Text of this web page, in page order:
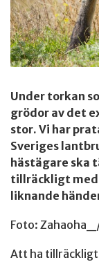
Under torkan
grödor av det
stor. Vi har
Sveriges
hästägare ska
tillräckligt med
liknande
Foto:
Att ha tillräckligt